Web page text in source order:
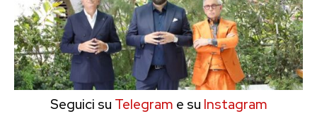
Seguici su Telegram e su Instagram